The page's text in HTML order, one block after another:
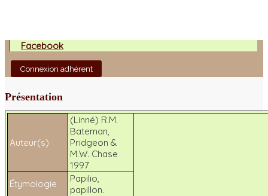
Facebook
Connexion adhérent
Présentation
Auteur(s)
(Linné) R.M.
Bateman,
Pridgeon &
M.W. Chase
1997
Étymologie Papilio,
papillon.